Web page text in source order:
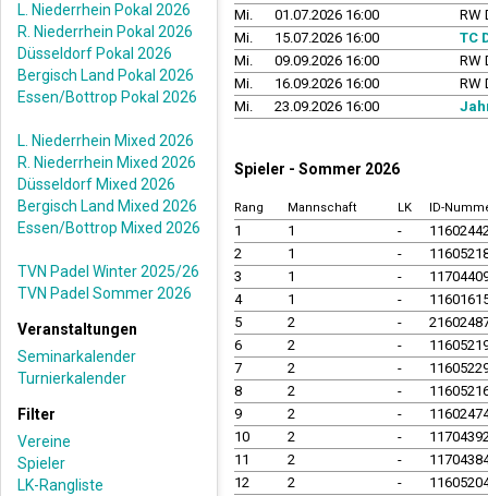
L. Niederrhein Pokal 2026
R. Niederrhein Pokal 2026
Düsseldorf Pokal 2026
Bergisch Land Pokal 2026
Essen/Bottrop Pokal 2026
L. Niederrhein Mixed 2026
R. Niederrhein Mixed 2026
Düsseldorf Mixed 2026
Bergisch Land Mixed 2026
Essen/Bottrop Mixed 2026
TVN Padel Winter 2025/26
TVN Padel Sommer 2026
Veranstaltungen
Seminarkalender
Turnierkalender
Filter
Vereine
Spieler
LK-Rangliste
Mi. 01.07.2026 16:00
RW
Mi.
15.07.2026 16:00
TC
Mi.
09.09.2026 16:00
RW
Mi.
16.09.2026 16:00
RW
Mi.
23.09.2026 16:00
Spieler - Sommer 2026
Rang Mannschaft LK ID-
1 1 -
2
1 -
3
1 -
4
1 -
5
2 -
6
2 -
7
2 -
8
2 -
9
2 -
10
2 -
11
2 -
12
2 -